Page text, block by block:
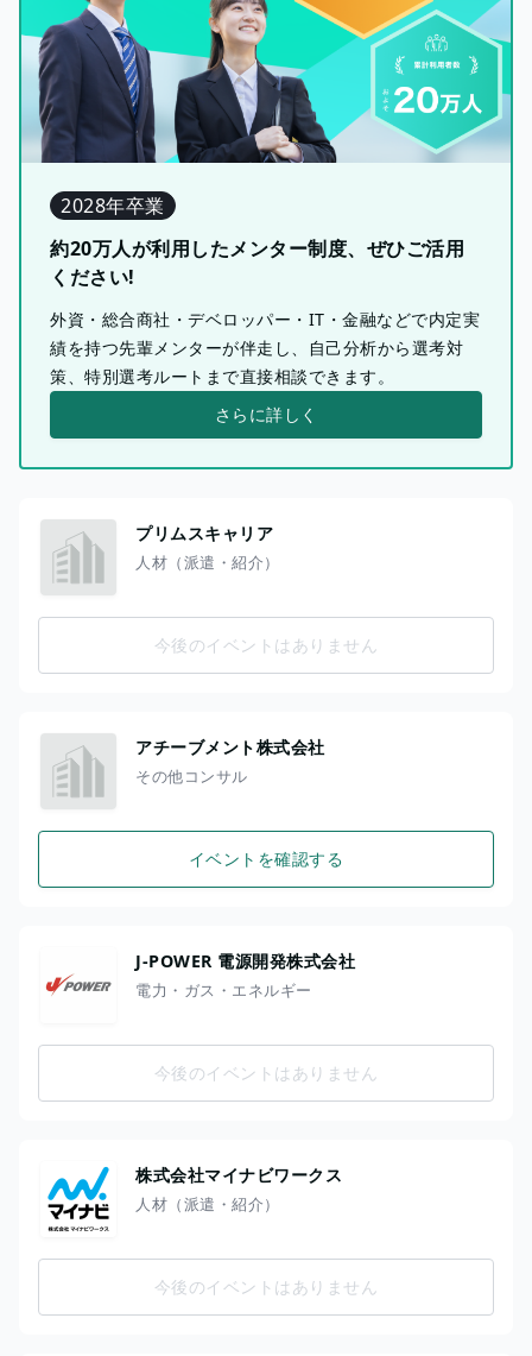
2028年卒業
約20万人が利用したメンター制度、ぜひご活用
ください!
外資・総合商社・デベロッパー・IT・金融などで内定実
績を持つ先輩メンターが伴走し、自己分析から選考対
策、特別選考ルートまで直接相談できます。
さらに詳しく
プリムスキャリア
人材（派遣・紹介）
今後のイベントはありません
アチーブメント株式会社
その他コンサル
イベントを確認する
J-POWER 電源開発株式会社
電力・ガス・エネルギー
今後のイベントはありません
株式会社マイナビワークス
人材（派遣・紹介）
今後のイベントはありません